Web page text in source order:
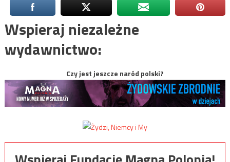
Wspieraj niezależne
wydawnictwo:
Czy jest jeszcze naród polski?